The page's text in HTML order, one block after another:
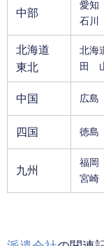
中部
愛知
石川
北海道
東北
北海
田
中国 広島
四国 徳島
九州
福岡
宮崎